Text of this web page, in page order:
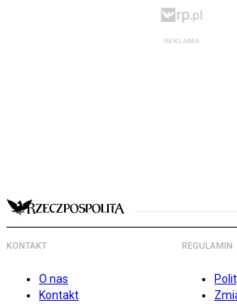
KONTAKT
O nas
Kontakt
REGULAMIN